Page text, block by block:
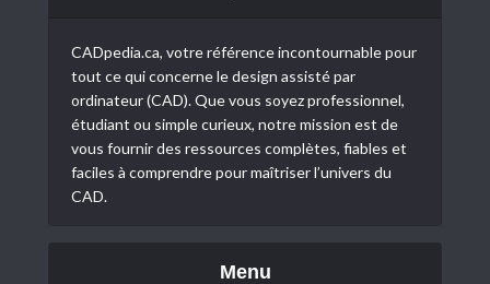
CADpedia.ca, votre référence incontournable pour
tout ce qui concerne le design assisté par
ordinateur (CAD). Que vous soyez professionnel,
étudiant ou simple curieux, notre mission est de
vous fournir des ressources complètes, fiables et
faciles à comprendre pour maîtriser l’univers du
CAD.
Menu